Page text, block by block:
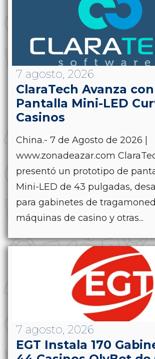
7 agosto, 2026
ClaraTech Avanza
Pantalla Mini-LED
Casinos
China.- 7 de Agosto de 2026 |
www.zonadeazar.com
presentó un prototipo de
Mini-LED de 43 pulgadas,
para gabinetes de
máquinas de casino y otras...
7 agosto, 2026
EGT Instala 170